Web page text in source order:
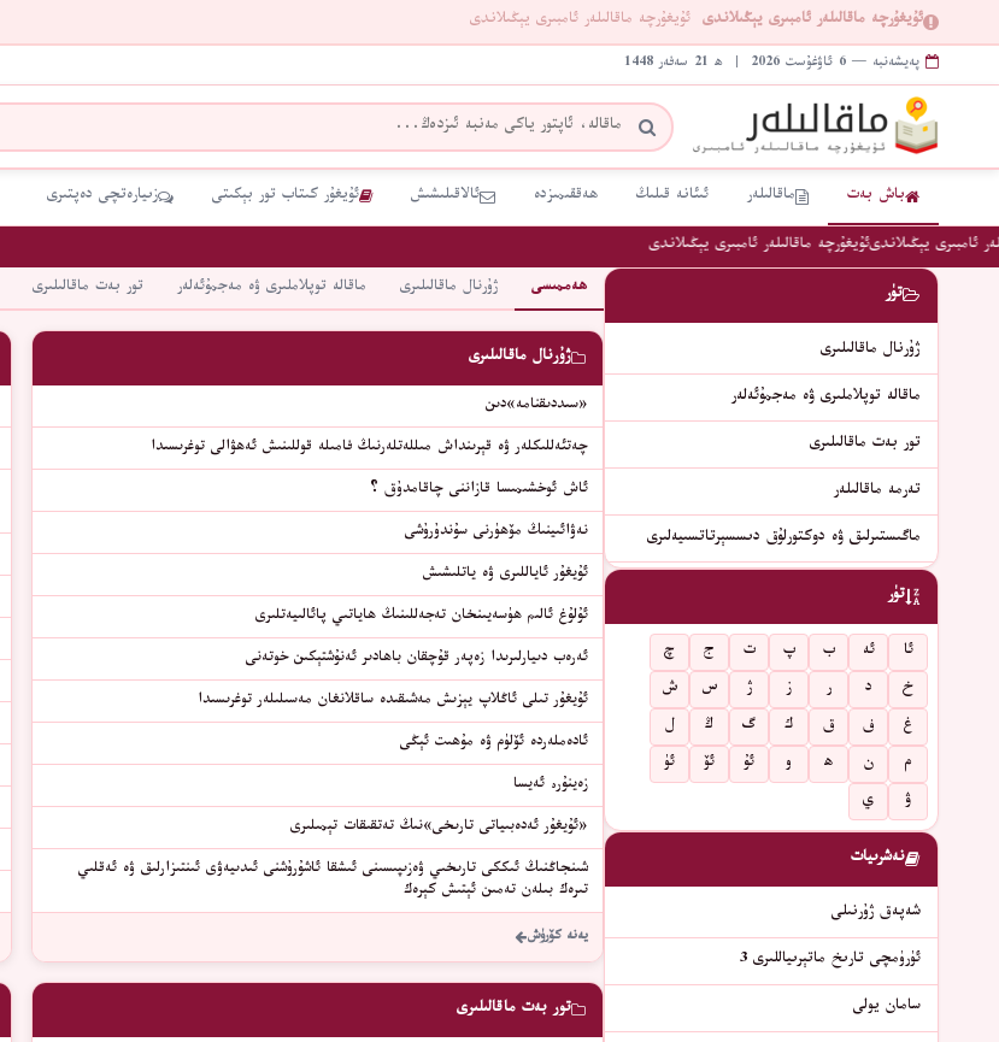
ئۇيغۇرچە ماقالىلەر ئامبىرى يېڭىلاندى ئۇيغۇرچە ماقالىلەر ئامبىرى يېڭىلاندى
پەيشەنبە — 6 ئاۋغۇست 2026 | ھ 21 سەفەر 1448
باش بەت ماقالىلەر ئىئانە قىلىڭ ھەققىمىزدە ئالاقىلىشىش ئۇيغۇر كىتاب تور بېكىتى زىيارەتچى دەپتىرى
ئامبىرى يېڭىلاندىئۇيغۇرچە ماقالىلەر ئامبىرى يېڭىلاندى
ھەممىسى ژۇرنال ماقالىلىرى ماقالە توپلاملىرى ۋە مەجمۇئەلەر تور بەت ماقالىلىرى
ژۇرنال ماقالىلىرى
«سىددىقنامە»دىن
چەتئەللىكلەر ۋە قېرىنداش مىللەتلەرنىڭ فامىلە قوللىنىش ئەھۋالى توغرىسىدا
ئاش ئوخشىمىسا قازاننى چاقامدۇق ؟
نەۋائىينىڭ مۆھۈرنى سۇندۇرۇشى
ئۇيغۇر ئاياللىرى ۋە ياتلىشىش
ئۇلۇغ ئالىم ھۈسەيىنخان تەجەللىنىڭ ھاياتىي پائالىيەتلىرى
ئەرەب دىيارلىرىدا زەپەر قۇچقان باھادىر ئەنۇشتېكىن خوتەنى
ئۇيغۇر تىلى ئاڭلاپ يېزىش مەشىقىدە ساقلانغان مەسىلىلەر توغرىسىدا
ئادەملەردە ئۆلۈم ۋە مۇھىت ئېڭى
زەينۇره ئەيسا
«ئۇيغۇر ئەدەبىياتى تارىخى»نىڭ تەتقىقات تېمىلىرى
شىنجاڭنىڭ ئىككى تارىخىي ۋەزىپىسىنى ئىشقا ئاشۇرۇشنى ئىدىيەۋى ئىنتىزارلىق ۋە ئەقلىي
تىرەك بىلەن تەمىن ئېتىش كېرەك
يەنە كۆرۈش
تور بەت ماقالىلىرى
تۈر
ژۇرنال ماقالىلىرى
ماقالە توپلاملىرى ۋە مەجمۇئەلەر
تور بەت ماقالىلىرى
تەرمە ماقالىلەر
ماگىستىرلىق ۋە دوكتورلۇق دىسسېرتاتسىيەلىرى
تۈر
ئا ئە ب پ ت ج
چ
خ
د ر ز ژ س
ش
غ
ف ق ك گ ڭ
ل
م
ن ھ و ئۇ ئۆ
ئۈ
ۋ
ي
نەشرىيات
شەپەق ژۇرنىلى
ئۈرۈمچى تارىخ ماتېرىياللىرى 3
سامان يولى